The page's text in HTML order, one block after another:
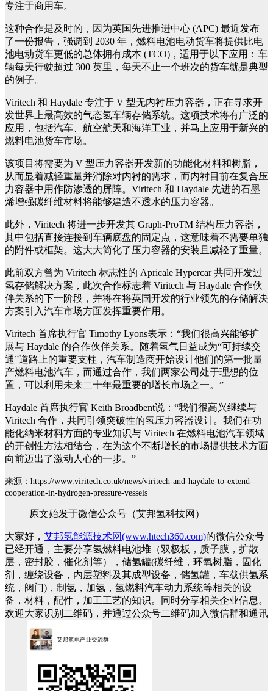
专注于商用车。
这种合作是及时的，因为英国先进推进中心 (APC) 最近发布
了一份报告，强调到 2030 年，燃料电池电动货车将提供比电
池电动货车更低的总体拥有成本 (TCO)，适用于以下应用：车
辆每天行驶超过 300 英里，每天不止一个班次的货车就是典型
的例子。
Viritech 和 Haydale 专注于 V 型无内衬压力容器，正在寻求开
发世界上最高效的气态氢车辆存储系统。这项技术将有广泛的
应用，包括汽车、航空航天和海洋工业，并马上应用于新兴的
燃料电池货车市场。
该项目将需要为 V 型压力容器开发新的功能化材料和树脂，
从而显着减轻重量并消除对内衬的需求，而内衬目前在复合压
力容器中用作防渗透的屏障。Viritech 和 Haydale 先进的石墨
烯增强碳纤维材料将能够建造不透水的压力容器。
此外，Viritech 将进一步开发其 Graph-ProTM 结构压力容器，
其中包括直接连接到车辆底盘的固定点，这意味着不需要单独
的附件或框架。这大大简化了压力容器的安装且减轻了重量。
此前双方曾为 Viritech 标志性的 Apricale Hypercar 共同开发过
氢存储解决方案，此次合作标志着 Viritech 与 Haydale 合作伙
伴关系的下一阶段，并将在将英国开发的行业领先的存储解决
方案引入汽车市场方面发挥重要作用。
Viritech 首席执行官 Timothy Lyons表示：“我们很高兴能够扩
展与 Haydale 的合作伙伴关系。随着氢气日益成为“可持续交
通”道路上的重要支柱，汽车制造商开始设计他们的第一批量
产燃料电池汽车，而通过合作，我们两家公司处于理想的位
置，可以利用未来二十年最重要的增长市场之一。”
Haydale 首席执行官 Keith Broadbent说：“我们很高兴继续与
Viritech 合作，共同引领突破性的氢压力容器设计。我们在功
能化纳米材料方面的专业知识与 Viritech 在燃料电池汽车领域
的开创性方法相结合，在为这个不断增长的市场提供技术方面
向前迈出了激动人心的一步。”
来源：https://www.viritech.co.uk/news/viritech-and-haydale-to-extend-
cooperation-in-hydrogen-pressure-vessels
原文始发于微信公众号（艾邦氢科技网）
大家好， 艾邦氢能源技术网(www.htech360.com)的微信公众号
已经开通，主要分享氢燃料电池堆（双极板，质子膜，扩散
层，密封胶，催化剂等），储氢罐(碳纤维，环氧树脂，固化
剂，缠绕设备，内层塑料及其成型设备，储氢罐，车载供氢系
统，阀门)，制氢，加氢，氢燃料汽车动力系统等相关的设
备，材料，配件，加工工艺的知识。同时分享相关企业信息。
欢迎大家识别二维码，并通过公众号二维码加入微信群和通讯